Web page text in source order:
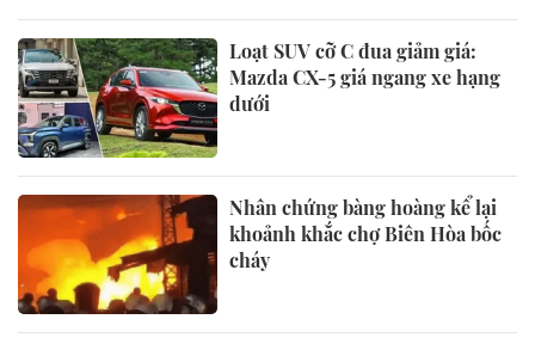
Loạt SUV cỡ C đua giảm giá:
Mazda CX-5 giá ngang xe hạng
dưới
Nhân chứng bàng hoàng kể lại
khoảnh khắc chợ Biên Hòa bốc
cháy